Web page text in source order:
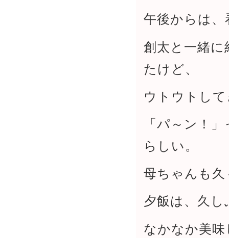
午後からは、
創太と一緒
たけど、
ウトウトし
「パ～ン！
らしい。
母ちゃんも
夕飯は、久
なかなか美